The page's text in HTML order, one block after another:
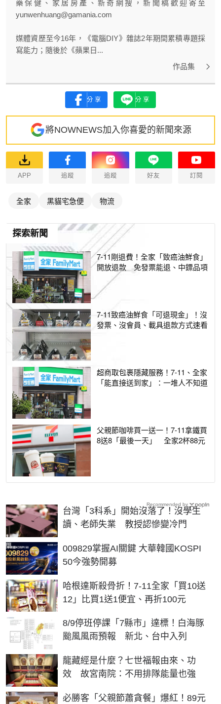
藥保健、家居房產、新奇網搜，新聞稿歡迎寄至
yunwenhuang@gamania.com
媒體資歷至今16年，《電腦DIY》雜誌2年期間累積專題採
寫能力；隨後於《蘋果日...
作品集
分享 分享
將NOWNEWS加入你喜愛的新聞來源
APP 追蹤 追蹤 好友 訂閱
全家 黑貓宅急便 物流
探索新聞
7-11剛退費！全家「致癌油鮮食」
開放退款 免發票能退、中鏢品項
7-11致癌油鮮食「可退現金」！沒
發票、沒會員、載具退款方式速看
超商取包裹隱藏服務！7-11、全家
「能直接送到家」：一堆人不知道
父親節咖啡買一送一！7-11拿鐵買
8送8「最後一天」 全家2杯88元
台灣「3科系」開始沒落了！沒學生
讀、老師失業 教授認慘變冷門
009829掌握AI關鍵 大華韓國KOSPI
50今強勢開募
PR
哈根達斯殺骨折！7-11全家「買10送
12」比買1送1便宜、再折100元
8/9停班停課「7縣市」達標！白海豚
颱風風雨預報 新北、台中入列
龍藏經是什麼？七世福報由來、功
效 故宮南院：不用排隊能量也強
必勝客「父親節蕭貪餐」爆紅！89元
Recommended by